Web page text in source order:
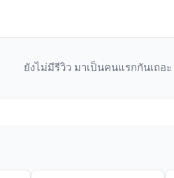
ยังไม่มีรีวิว มาเป็นคนแรกกันเถอะ